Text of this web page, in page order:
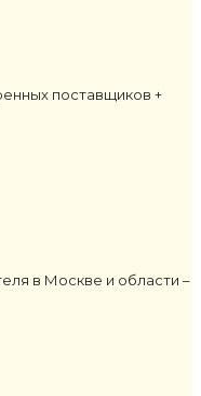
поставщиков +
в Москве и области –